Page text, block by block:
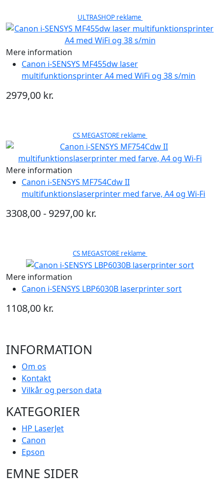
ULTRASHOP reklame
Mere information
Canon i-SENSYS MF455dw laser
multifunktionsprinter A4 med WiFi og 38 s/min
2979,00 kr.
CS MEGASTORE reklame
Mere information
Canon i-SENSYS MF754Cdw II
multifunktionslaserprinter med farve, A4 og Wi-Fi
3308,00 - 9297,00 kr.
CS MEGASTORE reklame
Mere information
Canon i-SENSYS LBP6030B laserprinter sort
1108,00 kr.
INFORMATION
Om os
Kontakt
Vilkår og person data
KATEGORIER
HP LaserJet
Canon
Epson
EMNE SIDER